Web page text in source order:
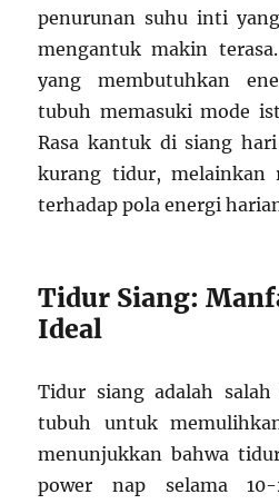
penurunan suhu inti
mengantuk makin
yang membutuhkan
tubuh memasuki mode
Rasa kantuk di siang
kurang tidur, melainkan
terhadap pola energi
Tidur Siang:
Ideal
Tidur siang adalah
tubuh untuk
menunjukkan bahwa
power nap selama